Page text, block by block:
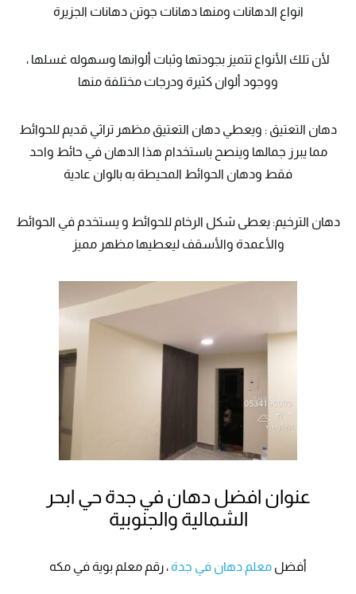
انواع الدهانات ومنها دهانات جوتن دهانات الجزيرة
لأن تلك الأنواع تتميز بجودتها وثبات ألوانها وسهوله غسلها ،
ووجود ألوان كثيرة ودرجات مختلفة منها
دهان التعتيق : ويعطي دهان التعتيق مظهر تراثي قديم للحوائط
مما يبرز جمالها وينصح باستخدام هذا الدهان في حائط واحد
فقط ودهان الحوائط المحيطة به بالوان عادية
دهان الترخيم: يعطى شكل الرخام للحوائط و يستخدم في الحوائط
والأعمدة والأسقف ليعطيها مظهر مميز
عنوان افضل دهان في جدة حي ابحر
الشمالية والجنوبية
أفضل معلم دهان في جدة ، رقم معلم بوية في مكه